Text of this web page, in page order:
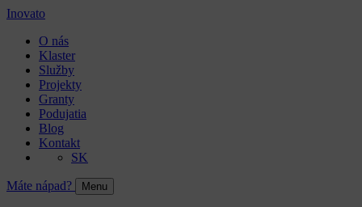
Inovato
O nás
Klaster
Služby
Projekty
Granty
Podujatia
Blog
Kontakt
SK
Máte nápad? Menu